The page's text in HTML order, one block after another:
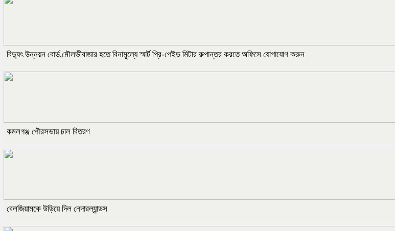
বিদ্যুৎ উন্নয়ন বোর্ড,মৌলভীবাজার হতে বিনামূল্যে স্মার্ট প্রি-পেইড মিটার রুপান্তর করতে অফিসে যোগাযোগ করুন
কমলগঞ্জ পৌরসভায় চাল বিতরণ
বেলজিয়ামকে উড়িয়ে দিল নেদারল্যান্ডস